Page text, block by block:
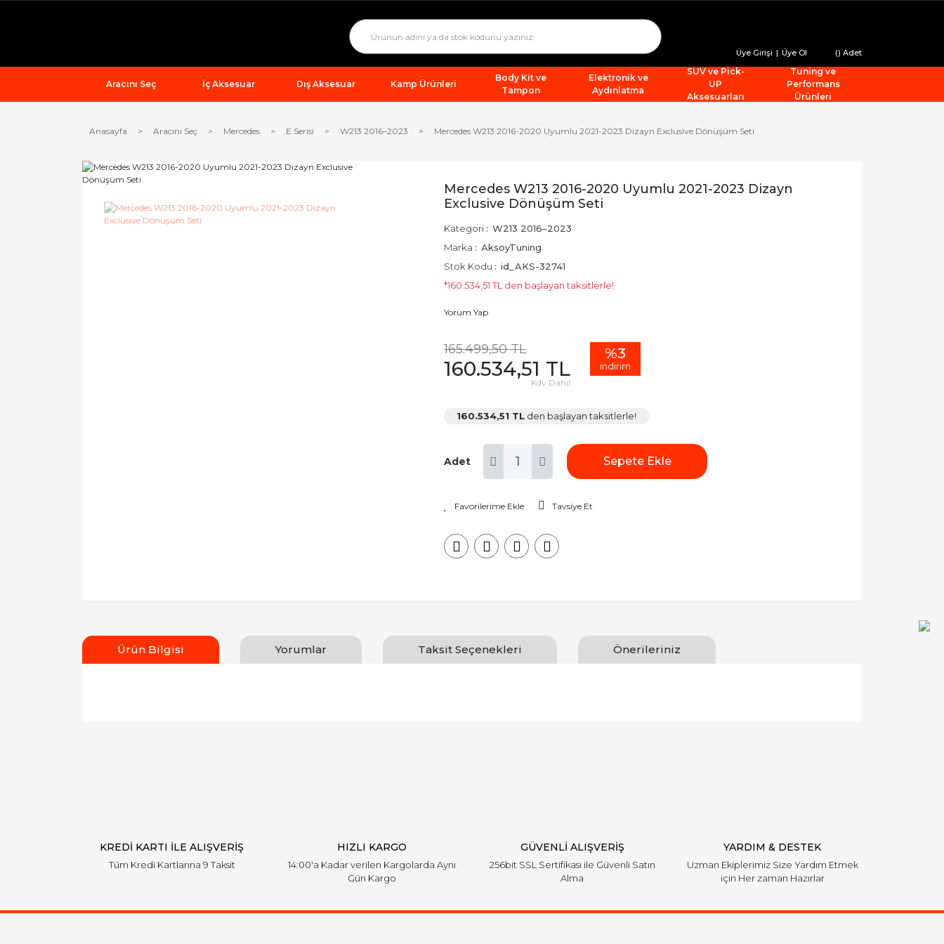
Üye Girişi | Üye Ol () Adet
Aracını Seç İç Aksesuar Dış Aksesuar Kamp Ürünleri
Body Kit ve
Tampon
Elektronik ve
Aydınlatma
SUV ve Pick-
UP
Aksesuarları
Tuning ve
Performans
Ürünleri
Anasayfa Aracını Seç Mercedes E Serisi W213 2016–2023 Mercedes W213 2016-2020 Uyumlu 2021-2023 Dizayn Exclusive Dönüşüm Seti
Mercedes W213 2016-2020 Uyumlu 2021-2023 Dizayn
Exclusive Dönüşüm Seti
Kategori
W213 2016–2023
Marka
AksoyTuning
Stok Kodu
id_AKS-32741
*160.534,51 TL den başlayan taksitlerle!
Yorum Yap
165.499,50 TL
160.534,51 TL
Kdv Dahil
%3
indirim
160.534,51 TL den başlayan taksitlerle!
Adet Sepete Ekle
Tavsiye Et
Ürün Bilgisi Yorumlar Taksit Seçenekleri Önerileriniz
KREDİ KARTI İLE ALIŞVERİŞ
Tüm Kredi Kartlarına 9 Taksit
HIZLI KARGO
14:00'a Kadar verilen Kargolarda Aynı
Gün Kargo
GÜVENLİ ALIŞVERİŞ
256bit SSL Sertifikası ile Güvenli Satın
Alma
YARDIM & DESTEK
Uzman Ekiplerimiz Size Yardım Etmek
için Her zaman Hazırlar